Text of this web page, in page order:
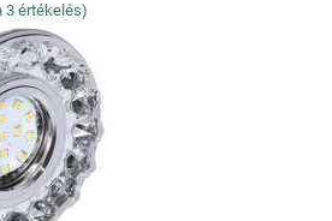
3 értékelés)